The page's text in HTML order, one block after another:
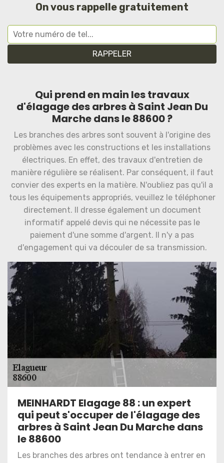
On vous rappelle gratuitement
Qui prend en main les travaux
d'élagage des arbres à Saint Jean Du
Marche dans le 88600 ?
Les branches des arbres sont souvent à l'origine des
problèmes avec les constructions et les installations
électriques. En effet, des travaux d'entretien de
manière régulière se réalisent. Par conséquent, il faut
convier des experts en la matière. N'oubliez pas qu'il a
tous les équipements appropriés, veuillez le téléphoner
directement. Il dresse également un document
informatif appelé devis qui ne nécessite pas le
paiement d'une somme d'argent. Il n'y a pas
d'engagement qui va découler de sa transmission.
MEINHARDT Elagage 88 : un expert
qui peut s'occuper de l'élagage des
arbres à Saint Jean Du Marche dans
le 88600
Les branches des arbres ont tendance à entrer en